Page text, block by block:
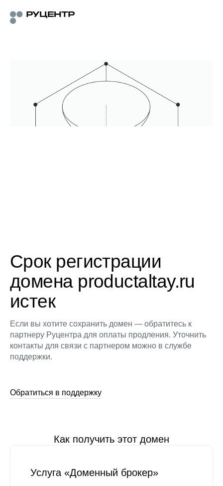
Срок регистрации
домена productaltay.ru
истек
Если вы хотите сохранить домен — обратитесь к
партнеру Руцентра для оплаты продления. Уточнить
контакты для связи с партнером можно в службе
поддержки.
Обратиться в поддержку
Как получить этот домен
Услуга «Доменный брокер»